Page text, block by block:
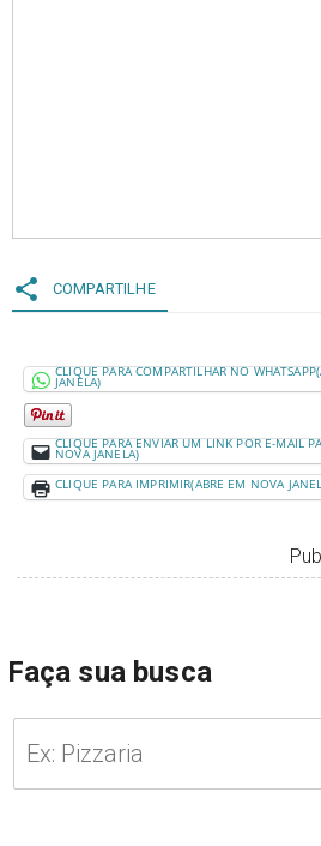
share COMPARTILHE
CLIQUE PARA COMPARTILHAR NO
JANELA)
CLIQUE PARA ENVIAR UM LINK POR E-MAIL
NOVA JANELA)
CLIQUE PARA IMPRIMIR(ABRE EM NOVA
Faça sua busca
por: